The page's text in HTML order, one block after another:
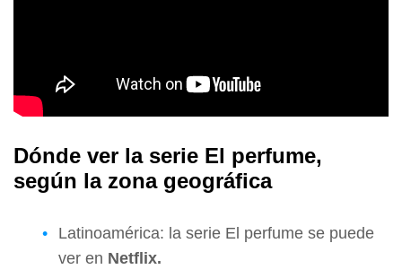
Dónde ver la serie El perfume,
según la zona geográfica
Latinoamérica: la serie El perfume se puede
ver en Netflix.